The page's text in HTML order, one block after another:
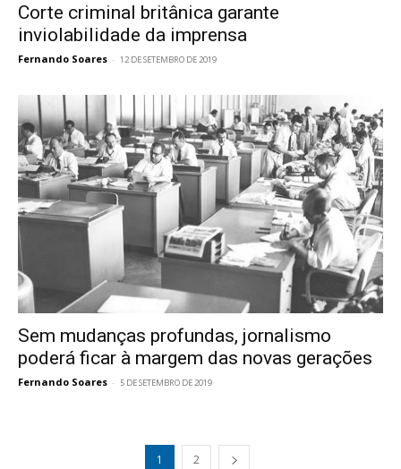
Corte criminal britânica garante
inviolabilidade da imprensa
Fernando Soares - 12 DE SETEMBRO DE 2019
Sem mudanças profundas, jornalismo
poderá ficar à margem das novas gerações
Fernando Soares - 5 DE SETEMBRO DE 2019
1 2